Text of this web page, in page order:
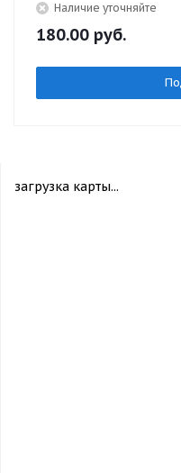
Наличие уточняйте
180.00 руб.
загрузка карты...